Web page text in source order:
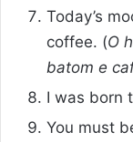
Today’s
coffee. (O
batom e
I was born
You must